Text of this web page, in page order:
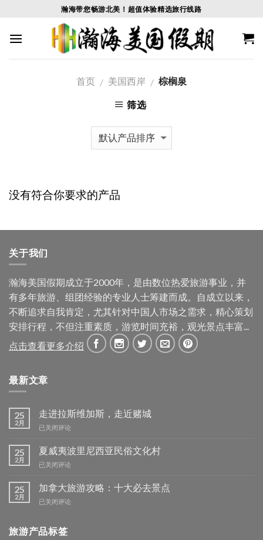
content
瀚海带您畅游北美！超值体验精选旅行线路
首页 / 美国西岸 / 棕榈泉
筛选
没有符合你要求的产品
关于我们
瀚海美国假期成立于2000年，是由数位热爱旅游事业，并
有多年旅游、组团经验的专业人士筹建而成。自成立以来，
不断追求自我肯定，尤其针对中国人市场之需求，精心策划
安排行程，不但注重素质，游览时间充裕，观光景点丰富...
点击查看更多介绍
最新文章
25
2月
走进拉斯维加斯，走近赌城
走
拉
斯
维
斯，
走
城
已关闭评论
25
2月
夏威夷波里尼西亚民俗文化村
夏
夷
波
里
亚
已关闭评论
25
2月
加拿大旅游攻略：十大必去景点
加
旅
已关闭评论
旅游产品标签